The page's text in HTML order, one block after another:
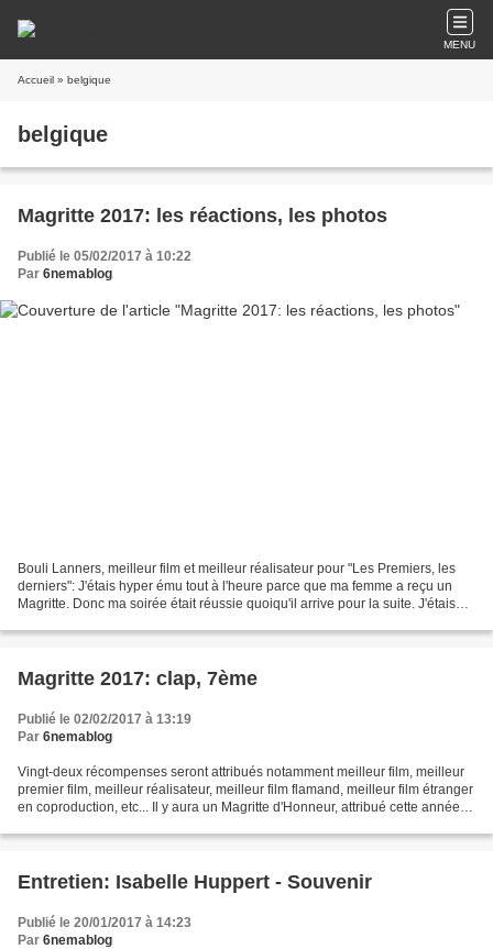
MENU
Accueil » belgique
belgique
Magritte 2017: les réactions, les photos
Publié le 05/02/2017 à 10:22
Par 6nemablog
Bouli Lanners, meilleur film et meilleur réalisateur pour "Les Premiers, les
derniers": J'étais hyper ému tout à l'heure parce que ma femme a reçu un
Magritte. Donc ma soirée était réussie quoiqu'il arrive pour la suite. J'étais
Magritte 2017: clap, 7ème
Publié le 02/02/2017 à 13:19
Par 6nemablog
Vingt-deux récompenses seront attribués notamment meilleur film, meilleur
premier film, meilleur réalisateur, meilleur film flamand, meilleur film étranger
en coproduction, etc... Il y aura un Magritte d'Honneur, attribué cette année
Entretien: Isabelle Huppert - Souvenir
Publié le 20/01/2017 à 14:23
Par 6nemablog